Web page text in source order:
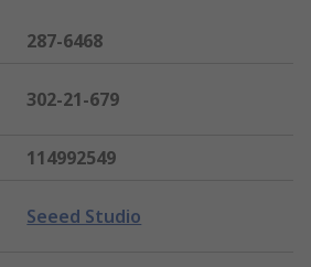
287-6468
302-21-679
114992549
Seeed Studio